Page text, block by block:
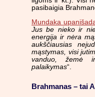
pasibaigia
Mundaka
Jus be nieko ir
energija ir nėra
aukščiausias
mąstymas, visi
vanduo, žemė
palaikymas“.
Brahmanas – tai